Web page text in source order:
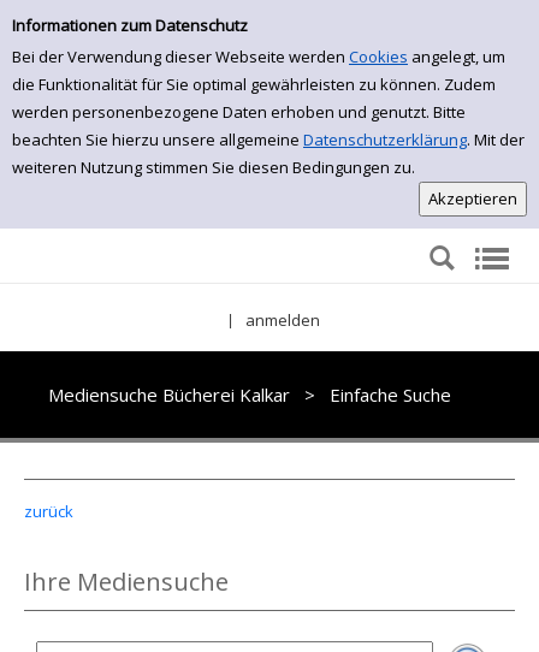
Einfache Suche
Informationen zum Datenschutz
Bei der Verwendung dieser Webseite werden Cookies angelegt, um
die Funktionalität für Sie optimal gewährleisten zu können. Zudem
werden personenbezogene Daten erhoben und genutzt. Bitte
beachten Sie hierzu unsere allgemeine Datenschutzerklärung. Mit der
weiteren Nutzung stimmen Sie diesen Bedingungen zu.
Zur Detailanzeige springen
| anmelden
Mediensuche Bücherei Kalkar > Einfache Suche
zurück
Ihre Mediensuche